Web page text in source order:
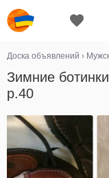
Доска объявлений ›
Зимние
р.40